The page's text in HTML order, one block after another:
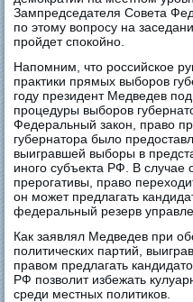
Зампредседателя Совета
по этому вопросу на
пройдет спокойно.
Напомним, что российское
практики прямых выборов
году президент Медведев
процедуры выборов
Федеральный закон, право
губернатора было
выигравшей выборы в
иного субъекта РФ. В случае
прерогативы, право
он может предлагать
федеральный резерв
Как заявлял Медведев при
политических партий,
правом предлагать
РФ позволит избежать
среди местных политиков.